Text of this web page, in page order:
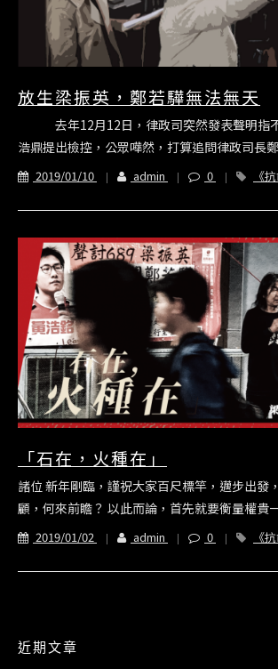
放生梁振英，鄭若驊無法無天
去年12月12日，律政司突然發表聲明指
浩鼎提出檢控，公眾嘩然，打算追問律政司長
2019/01/10 admin 0
《
「石在，火種在」
諸位 新年剛臨，謹祝大家百尺標竿，邁步出發
顧，何來前瞻？ 以此而論，首先就要衡量權
2019/01/02 admin 0
《
近期文章